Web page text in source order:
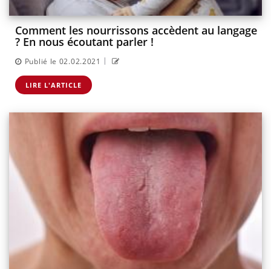
Comment les nourrissons accèdent au langage
? En nous écoutant parler !
Publié le 02.02.2021 |
LIRE L'ARTICLE